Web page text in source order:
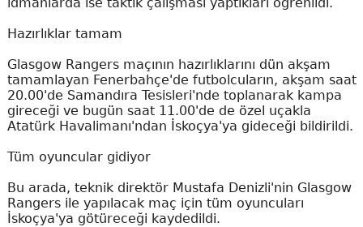
Hazırlıklar tamam
Glasgow Rangers maçının hazırlıklarını dün akşam
tamamlayan Fenerbahçe'de futbolcuların, akşam saat
20.00'de Samandıra Tesisleri'nde toplanarak kampa
gireceği ve bugün saat 11.00'de de özel uçakla
Atatürk Havalimanı'ndan İskoçya'ya gideceği bildirildi.
Tüm oyuncular gidiyor
Bu arada, teknik direktör Mustafa Denizli'nin Glasgow
Rangers ile yapılacak maç için tüm oyuncuları
İskoçya'ya götüreceği kaydedildi.